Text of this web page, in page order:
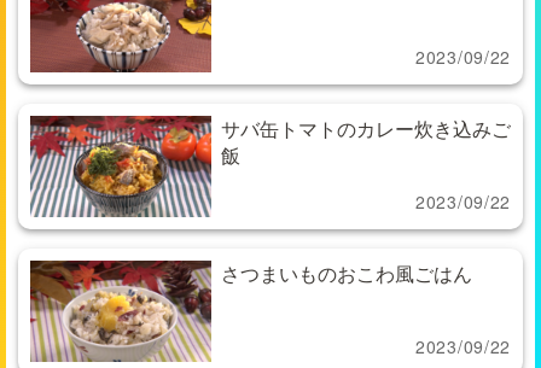
2023/09/22
サバ缶トマトのカレー炊き込みご
飯
2023/09/22
さつまいものおこわ風ごはん
2023/09/22